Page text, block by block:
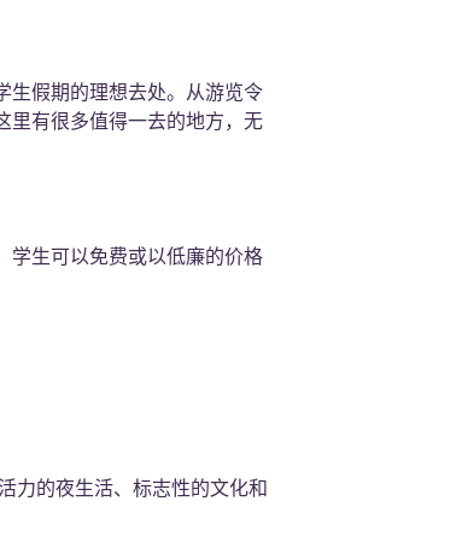
生假期的理想去处。从游览令
里有很多值得一去的地方，无
学生可以免费或以低廉的价格
力的夜生活、标志性的文化和